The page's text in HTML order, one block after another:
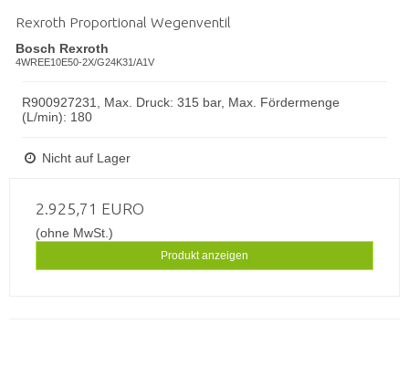
Rexroth Proportional Wegenventil
Bosch Rexroth
4WREE10E50-2X/G24K31/A1V
R900927231, Max. Druck: 315 bar, Max. Fördermenge
(L/min): 180
Nicht auf Lager
2.925,71 EURO
(ohne MwSt.)
Produkt anzeigen